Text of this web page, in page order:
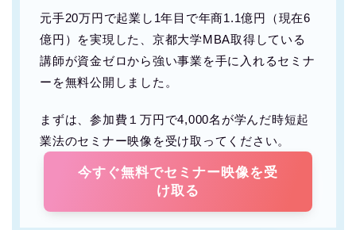
元手20万円で起業し1年目で年商1.1億円（現在6
億円）を実現した、京都大学MBA取得している
講師が資金ゼロから強い事業を手に入れるセミナ
ーを無料公開しました。
まずは、参加費１万円で4,000名が学んだ時短起
業法のセミナー映像を受け取ってください。
今すぐ無料でセミナー映像を受
け取る